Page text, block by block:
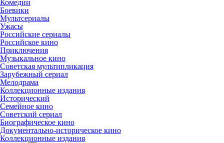
Комедии
Боевики
Мультсериалы
Ужасы
Российские сериалы
Российское кино
Приключения
Музыкальное кино
Советская мультипликация
Зарубежный сериал
Мелодрама
Коллекционные издания
Исторический
Семейное кино
Советский сериал
Биографическое кино
Документально-историческое кино
Коллекционные издания